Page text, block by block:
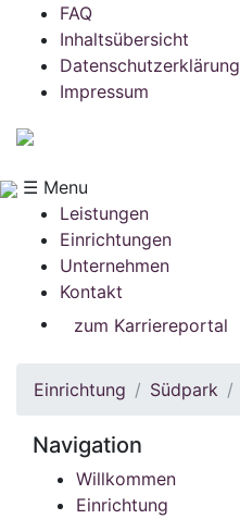
FAQ
Inhaltsübersicht
Datenschutzerklärung
Impressum
☰ Menu
Leistungen
Einrichtungen
Unternehmen
Kontakt
zum Karriereportal
Einrichtung Südpark
Navigation
Willkommen
Einrichtung